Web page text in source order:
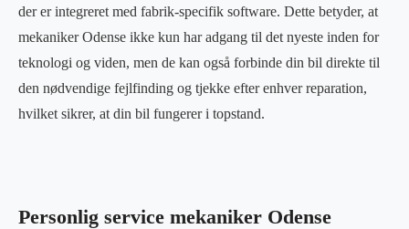
der er integreret med fabrik-specifik software. Dette betyder, at
mekaniker Odense ikke kun har adgang til det nyeste inden for
teknologi og viden, men de kan også forbinde din bil direkte til
den nødvendige fejlfinding og tjekke efter enhver reparation,
hvilket sikrer, at din bil fungerer i topstand.
Personlig service mekaniker Odense